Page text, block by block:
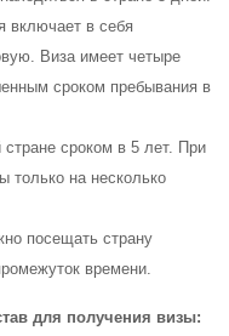
включает в себя
Виза имеет четыре
сроком пребывания в
сроком в 5 лет. При
только на несколько
посещать страну
времени.
для получения визы: